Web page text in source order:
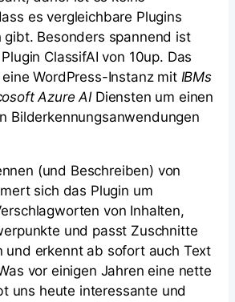
es vergleichbare Plugins
gibt. Besonders spannend ist
ClassifAI von 10up. Das
WordPress-Instanz mit IBMs
Azure AIDiensten um einen
Bilderkennungsanwendungen
(und Beschreiben) von
sich das Plugin um
von Inhalten,
und passt Zuschnitte
und erkennt ab sofort auch Text
vor einigen Jahren eine nette
uns heute interessante und